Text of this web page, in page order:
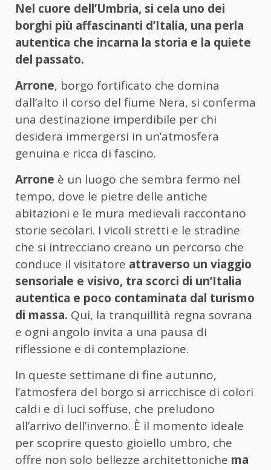
Nel cuore dell’Umbria, si cela uno dei
borghi più affascinanti d’Italia, una perla
autentica che incarna la storia e la quiete
del passato.
Arrone, borgo fortificato che domina
dall’alto il corso del fiume Nera, si conferma
una destinazione imperdibile per chi
desidera immergersi in un’atmosfera
genuina e ricca di fascino.
Arrone è un luogo che sembra fermo nel
tempo, dove le pietre delle antiche
abitazioni e le mura medievali raccontano
storie secolari. I vicoli stretti e le stradine
che si intrecciano creano un percorso che
conduce il visitatore attraverso un viaggio
sensoriale e visivo, tra scorci di un’Italia
autentica e poco contaminata dal turismo
di massa. Qui, la tranquillità regna sovrana
e ogni angolo invita a una pausa di
riflessione e di contemplazione.
In queste settimane di fine autunno,
l’atmosfera del borgo si arricchisce di colori
caldi e di luci soffuse, che preludono
all’arrivo dell’inverno. È il momento ideale
per scoprire questo gioiello umbro, che
offre non solo bellezze architettoniche ma